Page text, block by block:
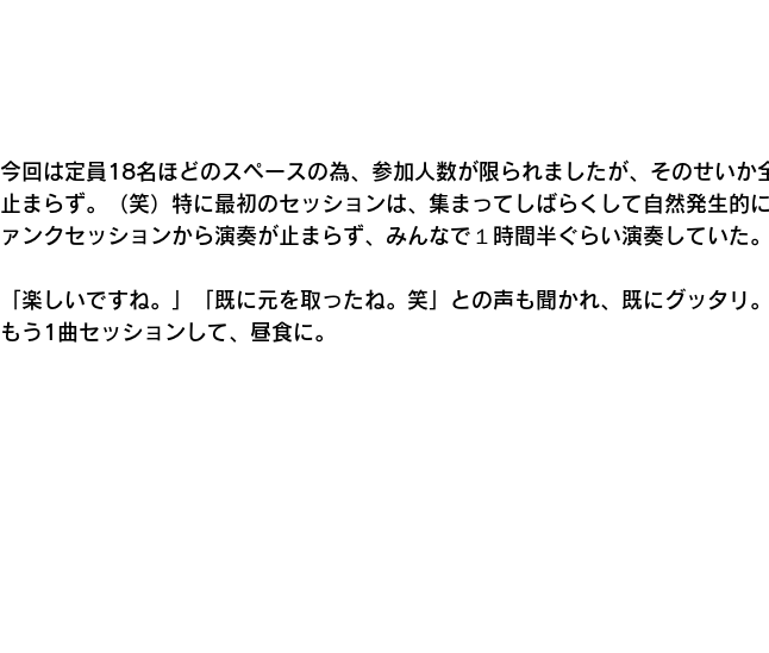
今回は定員18名ほどのスペースの為、参加人数が限られましたが、そのせいか
止まらず。（笑）特に最初のセッションは、集まってしばらくして自然発生的
ァンクセッションから演奏が止まらず、みんなで１時間半ぐらい演奏していた。
「楽しいですね。」「既に元を取ったね。笑」との声も聞かれ、既にグッタリ。
もう1曲セッションして、昼食に。